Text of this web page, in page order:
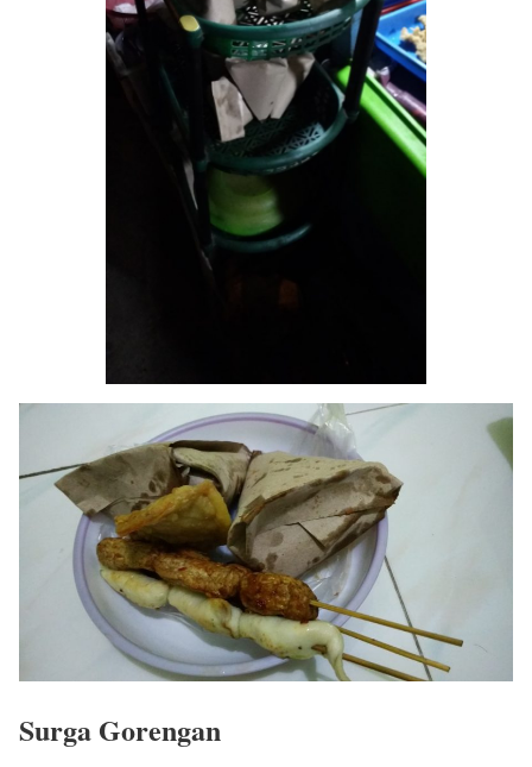
Surga Gorengan